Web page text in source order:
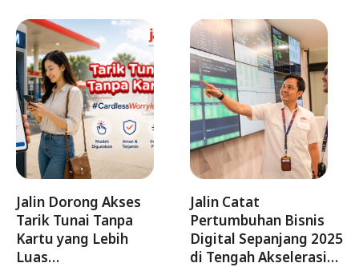
Jalin Dorong Akses
Tarik Tunai Tanpa
Kartu yang Lebih
Luas…
Jalin Catat
Pertumbuhan Bisnis
Digital Sepanjang 2025
di Tengah Akselerasi…